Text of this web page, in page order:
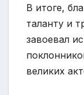
В итоге,
таланту и
завоевал
великих